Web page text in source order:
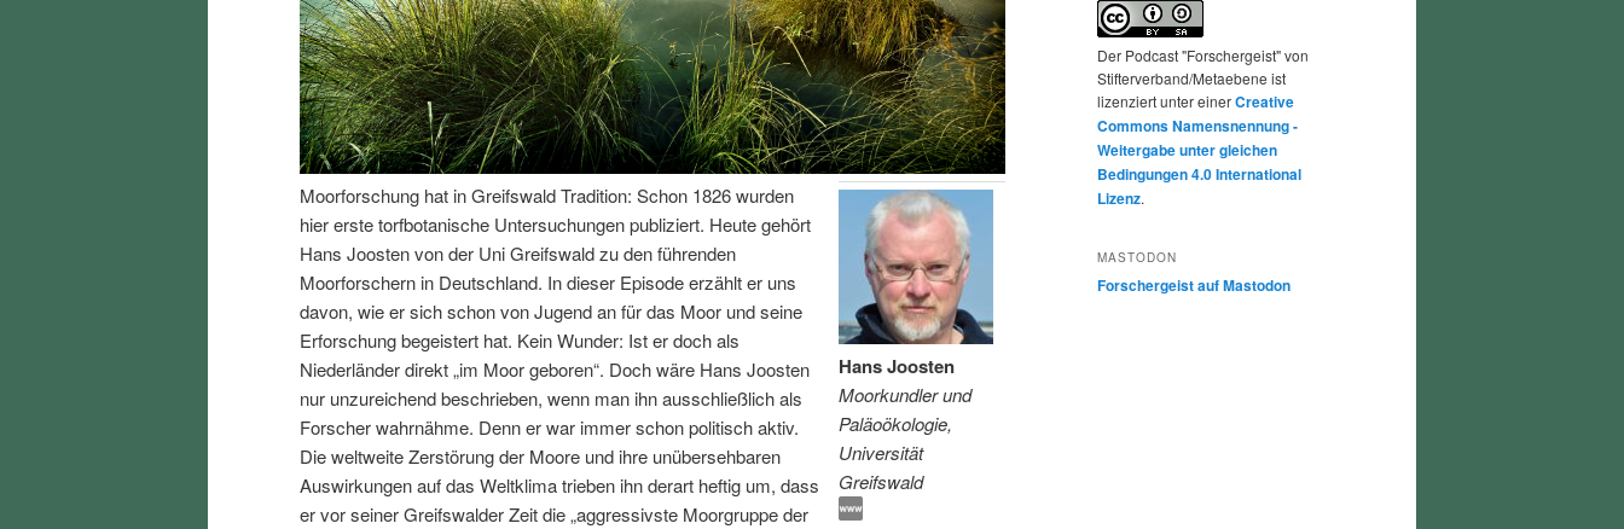
I
n
h
a
t
r
e
n
I
n
a
s
Hans Joosten
Moorkundler und
Paläoökologie,
Universität
Greifswald
Moorforschung hat in Greifswald Tradition: Schon 1826 wurden
hier erste torfbotanische Untersuchungen publiziert. Heute gehört
Hans Joosten von der Uni Greifswald zu den führenden
Moorforschern in Deutschland. In dieser Episode erzählt er uns
davon, wie er sich schon von Jugend an für das Moor und seine
Erforschung begeistert hat. Kein Wunder: Ist er doch als
Niederländer direkt „im Moor geboren“. Doch wäre Hans Joosten
nur unzureichend beschrieben, wenn man ihn ausschließlich als
Forscher wahrnähme. Denn er war immer schon politisch aktiv.
Die weltweite Zerstörung der Moore und ihre unübersehbaren
Auswirkungen auf das Weltklima trieben ihn derart heftig um, dass
er vor seiner Greifswalder Zeit die „aggressivste Moorgruppe der
Der Podcast "Forschergeist" von
Stifterverband/Metaebene ist
lizenziert unter einerCreative
Commons Namensnennung -
Weitergabe unter gleichen
Bedingungen 4.0 International
Lizenz.
MASTODON
Forschergeist auf Mastodon